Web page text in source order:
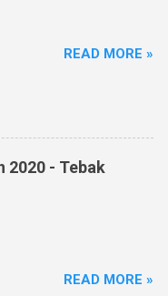
READ MORE »
2020 - Tebak
READ MORE »